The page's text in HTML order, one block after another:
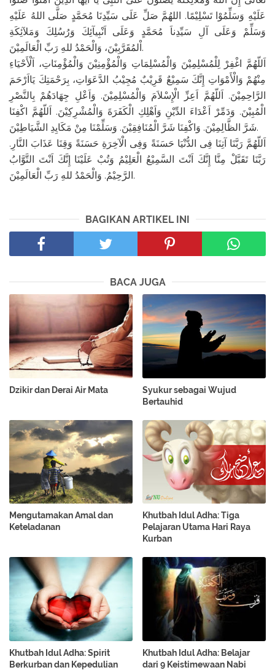
عَلَيْهِ وَسَلِّمُوْا تَسْلِيْمًا. اللهُمَّ صَلِّ عَلَى سَيِّدِنَا مُحَمَّدٍ صَلَّى اللهُ عَلَيْهِ
وَسَلِّمْ وَعَلَى آلِ سَيِّدِناَ مُحَمَّدٍ وَعَلَى اَنْبِيآئِكَ وَرُسُلِكَ وَمَلآئِكَةِ
اْلمُقَرَّبِيْنَ، وَالْحَمْدُ للهِ رَبِّ الْعَالَمِيْنَ.
اَللّهُمَّ اغْفِرْ لِلْمُسْلِمِيْنَ وَالْمُسْلِمَاتِ وَالْمُؤْمِنِيْنَ وَالْمُؤْمِنَاتِ، اَلْأَحْيَاءِ
مِنْهُمْ وَالْأَمْوَاتِ إِنَّكَ سَمِيْعٌ قَرِيْبٌ مُجِيْبُ الدَّعَوَاتِ، بِرَحْمَتِكَ يَااَرْحَمَ
الرَّاحِمِيْنَ. اَللّهُمَّ اَعِزِّ الْإِسْلاَمَ وَالْمُسْلِمِيْنَ. وَاَعْلِ جِهَادَهُمْ بِالنَّصْرِ
الْمُبِيْنَ. وَدَمِّرْ اَعْدَاءَ الدِّيْنِ وَاَهْلِكِ الْكَفَرَةَ وَالْمُشْرِكِيْنَ. اَللّهُمَّ اكْفِنَا
شَرَّ الظَّالِمِيْنَ. وَاكْفِنَا شَرَّ الْمُنَافِقِيْنَ. وَسَلِّمْنَا مِنْ مَكَايِدِ الشَّيَاطِيْنَ.
اَللّهُمَّ رَبَّنَا آتِنَا فِى الدُّنْيَا حَسَنَةً وَفِى الْآخِرَةِ حَسَنَةً وَقِنَا عَذَابَ النَّارِ.
رَبَّنَا تَقَبَّلْ مِنَّا إِنَّكَ اَنْتَ السَّمِيْعُ الْعَلِيْمُ وَتُبْ عَلَيْنَا إِنَّكَ اَنْتَ التَّوَّابُ
الرَّحِيْمُ. وَالْحَمْدُ للهِ رَبِّ الْعَالَمِيْنَ.
BAGIKAN ARTIKEL INI
BACA JUGA
Dzikir dan Derai Air Mata
Syukur sebagai Wujud
Bertauhid
Mengutamakan Amal dan
Keteladanan
Khutbah Idul Adha: Tiga
Pelajaran Utama Hari Raya
Kurban
Khutbah Idul Adha: Spirit
Berkurban dan Kepedulian
Khutbah Idul Adha: Belajar
dari 9 Keistimewaan Nabi